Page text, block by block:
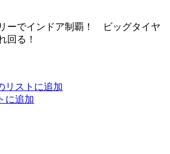
ーでインドア制覇！ ビッグタイヤ
回る！
リストに追加
に追加